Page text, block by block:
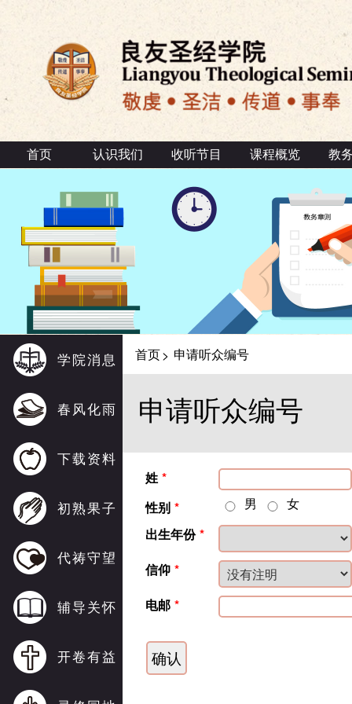
首页 认识我们 收听节目 课程概览 教
学院消息
春风化雨
下载资料
初熟果子
代祷守望
辅导关怀
开卷有益
首页> 申请听众编号
申请听众编号
姓 *
性别 * 男
女
出生年份 *
信仰 *
电邮 *